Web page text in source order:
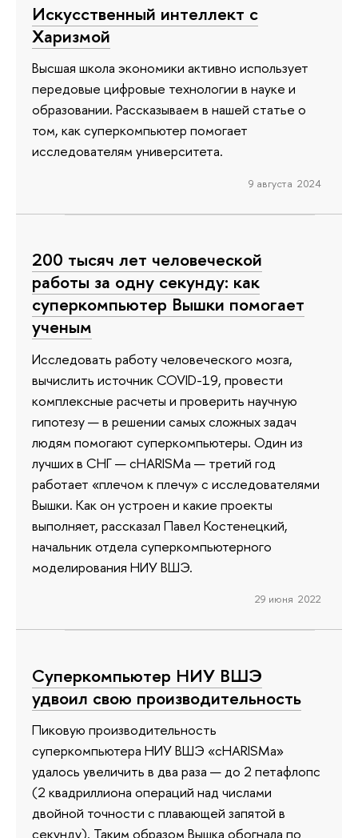
Искусственный интеллект с
Харизмой
Высшая школа экономики активно использует
передовые цифровые технологии в науке и
образовании. Рассказываем в нашей статье о
том, как суперкомпьютер помогает
исследователям университета.
9 августа 2024
200 тысяч лет человеческой
работы за одну секунду: как
суперкомпьютер Вышки помогает
ученым
Исследовать работу человеческого мозга,
вычислить источник COVID-19, провести
комплексные расчеты и проверить научную
гипотезу — в решении самых сложных задач
людям помогают суперкомпьютеры. Один из
лучших в СНГ — cHARISMa — третий год
работает «плечом к плечу» с исследователями
Вышки. Как он устроен и какие проекты
выполняет, рассказал Павел Костенецкий,
начальник отдела суперкомпьютерного
моделирования НИУ ВШЭ.
29 июня 2022
Суперкомпьютер НИУ ВШЭ
удвоил свою производительность
Пиковую производительность
суперкомпьютера НИУ ВШЭ «cHARISMa»
удалось увеличить в два раза — до 2 петафлопс
(2 квадриллиона операций над числами
двойной точности с плавающей запятой в
секунду). Таким образом Вышка обогнала по